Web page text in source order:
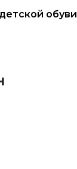
обуви